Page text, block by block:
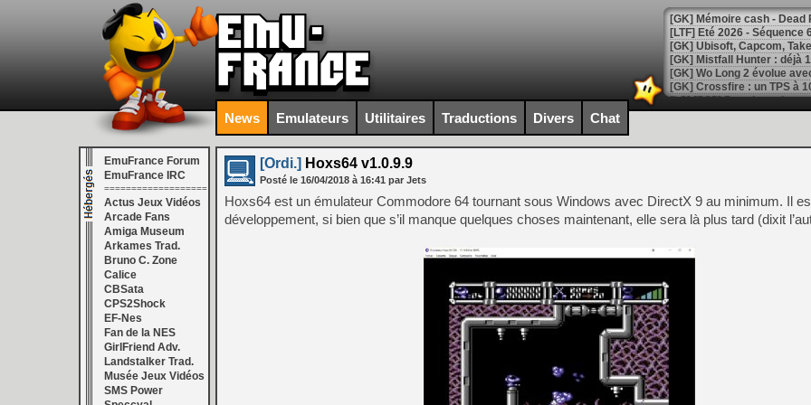
[LTF] Eté 2026 - Séquence
[GK] Mistfall Hunter : déjà
[GK] Wo Long 2 évolue
[GK] Crossfire : un TPS à
[LS] [PS5] Premiers
[Mo5] DOOM arrive en
[GK] Bethesda fête les 30
[GK] Roblox : l'action en
[GK] Agenda - GeForce
[LS] [PS5] ps5-y2jb-
[GK] Pourquoi Marvel
[GK] Test : Restory : Chill
[GK] GTA 6 : Rockstar
[GK] Hot Wheels Infinite
[GK] Mémoire cash -
News Emulateurs Utilitaires Traductions Divers Chat
EmuFrance Forum
EmuFrance IRC
===================
Actus Jeux Vidéos
Arcade Fans
Amiga Museum
Arkames Trad.
Bruno C. Zone
Calice
CBSata
CPS2Shock
EF-Nes
Fan de la NES
GirlFriend Adv.
Landstalker Trad.
Musée Jeux Vidéos
SMS Power
[Ordi.] Hoxs64 v1.0.9.9
Posté le 16/04/2018 à 16:41 par Jets
Hoxs64 est un émulateur Commodore 64 tournant sous Windows avec DirectX 9 au minimum. Il
développement, si bien que s’il manque quelques choses maintenant, elle sera là plus tard (dixit